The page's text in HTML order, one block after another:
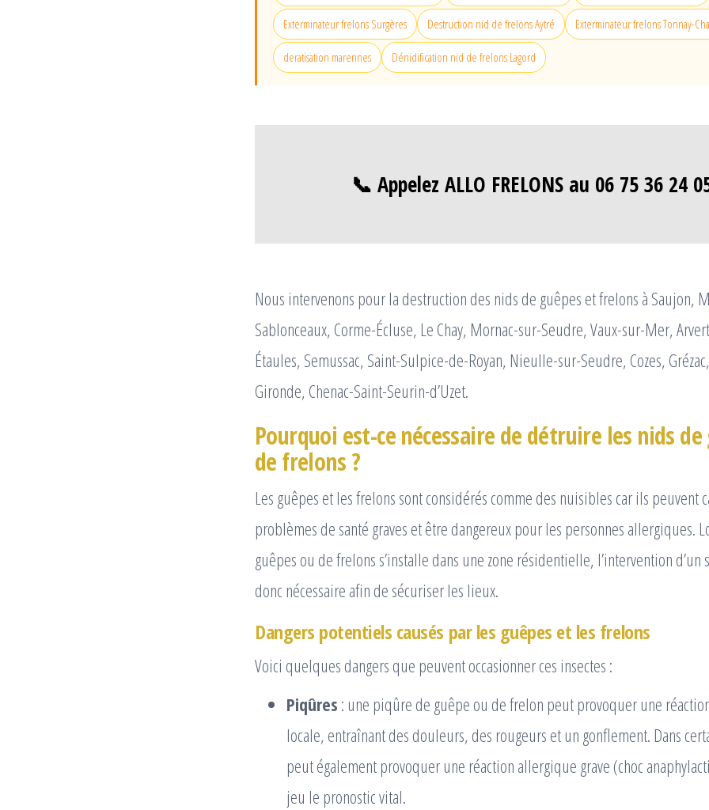
Exterminateur frelons Surgères Destruction nid de frelons Aytré Exterminateur frelons Tonnay-
deratisation marennes Dénidification nid de frelons Lagord
📞 Appelez ALLO FRELONS au 06 75 36 24
Nous intervenons pour la destruction des nids de guêpes et frelons à Saujon,
Sablonceaux, Corme-Écluse, Le Chay, Mornac-sur-Seudre, Vaux-sur-Mer,
Étaules, Semussac, Saint-Sulpice-de-Royan, Nieulle-sur-Seudre, Cozes,
Gironde, Chenac-Saint-Seurin-d’Uzet.
Pourquoi est-ce nécessaire de détruire les nids
de frelons ?
Les guêpes et les frelons sont considérés comme des nuisibles car ils peuvent
problèmes de santé graves et être dangereux pour les personnes allergiques.
guêpes ou de frelons s’installe dans une zone résidentielle, l’intervention d’un
donc nécessaire afin de sécuriser les lieux.
Dangers potentiels causés par les guêpes et les frelons
Voici quelques dangers que peuvent occasionner ces insectes :
Piqûres : une piqûre de guêpe ou de frelon peut provoquer une
locale, entraînant des douleurs, des rougeurs et un gonflement. Dans
peut également provoquer une réaction allergique grave (choc
jeu le pronostic vital.